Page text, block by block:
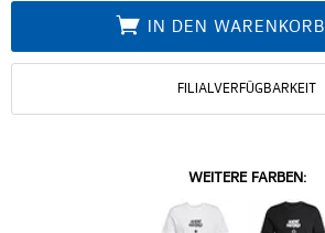
IN DEN WARENKORB
FILIALVERFÜGBARKEIT
WEITERE FARBEN: